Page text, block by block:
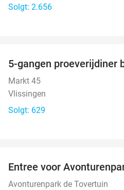
Solgt: 2.656
5-gangen proeverijdiner
Markt 45
Vlissingen
Solgt: 629
Entree voor
Avonturenpark de Tovertuin